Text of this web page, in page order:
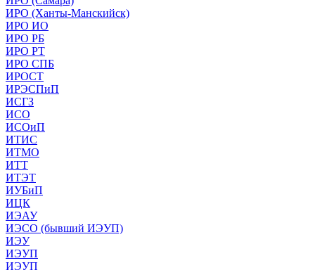
ИРО (Ханты-Манскийск)
ИРО ИО
ИРО РБ
ИРО РТ
ИРО СПБ
ИРОСТ
ИРЭСПиП
ИСГЗ
ИСО
ИСОиП
ИТИС
ИТМО
ИТТ
ИТЭТ
ИУБиП
ИЦК
ИЭАУ
ИЭСО (бывший ИЭУП)
ИЭУ
ИЭУП
ИЭУП